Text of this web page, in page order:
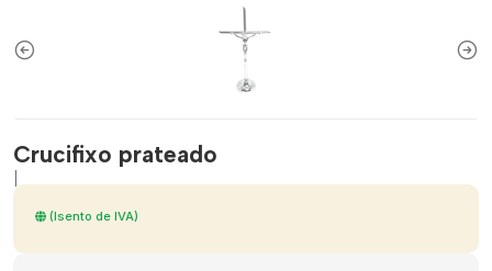
Crucifixo prateado
(Isento de IVA)